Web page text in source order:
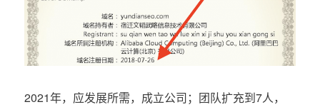
2021年，应发展所需，成立公司；团队扩充到7人，